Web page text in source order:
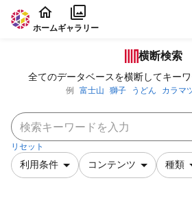
本文に飛ぶ
ホームギャラリー
横断検索
全てのデータベースを横断してキーワ
例 富士山 獅子 うどん カラマ
リセット
利用条件 コンテンツ 種類